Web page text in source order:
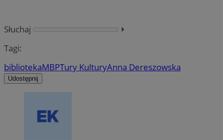
Słuchaj
⏵︎
Tagi:
bibliotekaMBPTury KulturyAnna Dereszowska
Udostępnij